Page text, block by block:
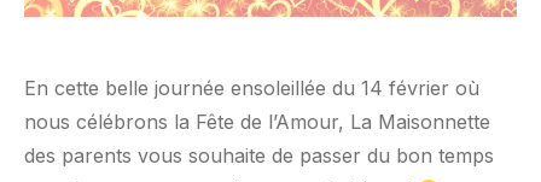
En cette belle journée ensoleillée du 14 février où
nous célébrons la Fête de l’Amour, La Maisonnette
des parents vous souhaite de passer du bon temps